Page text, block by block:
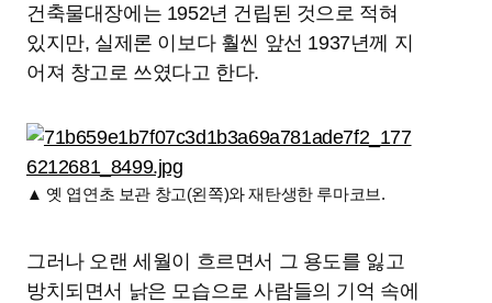
건축물대장에는 1952년 건립된 것으로 적혀
있지만, 실제론 이보다 훨씬 앞선 1937년께 지
어져 창고로 쓰였다고 한다.
▲ 옛 엽연초 보관 창고(왼쪽)와 재탄생한 루마코브.
그러나 오랜 세월이 흐르면서 그 용도를 잃고
방치되면서 낡은 모습으로 사람들의 기억 속에